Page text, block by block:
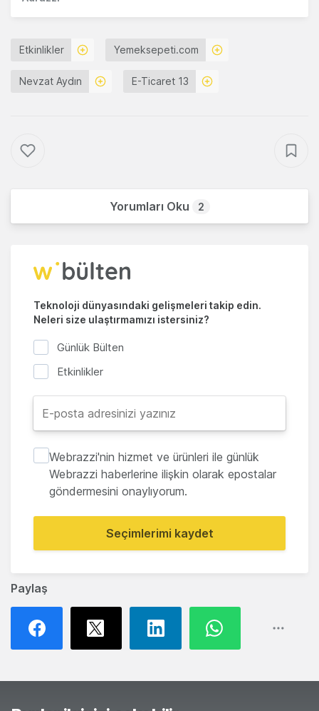
Paylaş
Etkinlikler Yemeksepeti.com
Nevzat Aydın E-Ticaret 13
Yorumları Oku 2
Teknoloji dünyasındaki gelişmeleri takip edin.
Neleri size ulaştırmamızı istersiniz?
Günlük Bülten
Etkinlikler
Webrazzi'nin hizmet ve ürünleri ile günlük
Webrazzi haberlerine ilişkin olarak epostalar
göndermesini onaylıyorum.
Seçimlerimi kaydet